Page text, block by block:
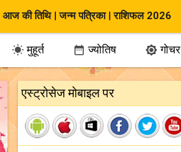
आज की तिथि|जन्म पत्रिका|राशिफल 2026
मुहूर्त  ज्योतिष  गोचर
एस्ट्रोसेज मोबाइल पर